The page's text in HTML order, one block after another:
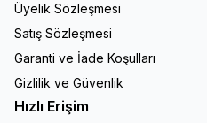
Üyelik Sözleşmesi
Satış Sözleşmesi
Garanti ve İade Koşulları
Gizlilik ve Güvenlik
Hızlı Erişim